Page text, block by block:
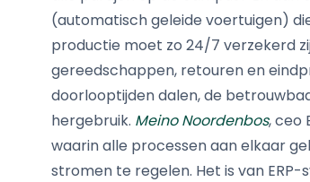
(automatisch geleide voertuigen)
productie moet zo 24/7 verzekerd
gereedschappen, retouren en
doorlooptijden dalen, de
hergebruik. Meino Noordenbos, ceo
waarin alle processen aan elkaar
stromen te regelen. Het is van